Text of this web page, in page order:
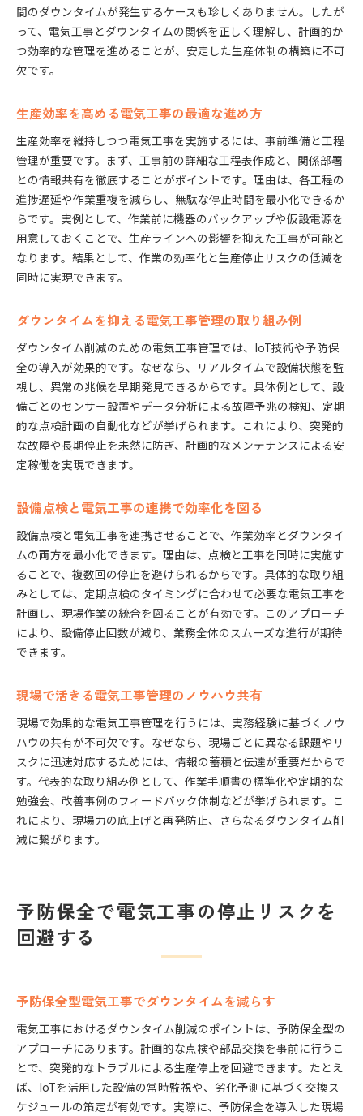
間のダウンタイムが発生するケースも珍しくありません。したが
って、電気工事とダウンタイムの関係を正しく理解し、計画的か
つ効率的な管理を進めることが、安定した生産体制の構築に不可
欠です。
生産効率を高める電気工事の最適な進め方
生産効率を維持しつつ電気工事を実施するには、事前準備と工程
管理が重要です。まず、工事前の詳細な工程表作成と、関係部署
との情報共有を徹底することがポイントです。理由は、各工程の
進捗遅延や作業重複を減らし、無駄な停止時間を最小化できるか
らです。実例として、作業前に機器のバックアップや仮設電源を
用意しておくことで、生産ラインへの影響を抑えた工事が可能と
なります。結果として、作業の効率化と生産停止リスクの低減を
同時に実現できます。
ダウンタイムを抑える電気工事管理の取り組み例
ダウンタイム削減のための電気工事管理では、IoT技術や予防保
全の導入が効果的です。なぜなら、リアルタイムで設備状態を監
視し、異常の兆候を早期発見できるからです。具体例として、設
備ごとのセンサー設置やデータ分析による故障予兆の検知、定期
的な点検計画の自動化などが挙げられます。これにより、突発的
な故障や長期停止を未然に防ぎ、計画的なメンテナンスによる安
定稼働を実現できます。
設備点検と電気工事の連携で効率化を図る
設備点検と電気工事を連携させることで、作業効率とダウンタイ
ムの両方を最小化できます。理由は、点検と工事を同時に実施す
ることで、複数回の停止を避けられるからです。具体的な取り組
みとしては、定期点検のタイミングに合わせて必要な電気工事を
計画し、現場作業の統合を図ることが有効です。このアプローチ
により、設備停止回数が減り、業務全体のスムーズな進行が期待
できます。
現場で活きる電気工事管理のノウハウ共有
現場で効果的な電気工事管理を行うには、実務経験に基づくノウ
ハウの共有が不可欠です。なぜなら、現場ごとに異なる課題やリ
スクに迅速対応するためには、情報の蓄積と伝達が重要だからで
す。代表的な取り組み例として、作業手順書の標準化や定期的な
勉強会、改善事例のフィードバック体制などが挙げられます。こ
れにより、現場力の底上げと再発防止、さらなるダウンタイム削
減に繋がります。
予防保全で電気工事の停止リスクを
回避する
予防保全型電気工事でダウンタイムを減らす
電気工事におけるダウンタイム削減のポイントは、予防保全型の
アプローチにあります。計画的な点検や部品交換を事前に行うこ
とで、突発的なトラブルによる生産停止を回避できます。たとえ
ば、IoTを活用した設備の常時監視や、劣化予測に基づく交換ス
ケジュールの策定が有効です。実際に、予防保全を導入した現場